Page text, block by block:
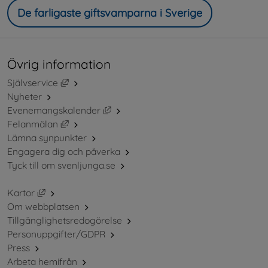
De farligaste giftsvamparna i Sverige
Övrig information
Självservice
Länk till annan webbplats, öppnas i nytt fönster.
Nyheter
Evenemangskalender
Länk till annan webbplats, öppnas i
Felanmälan
Länk till annan webbplats, öppnas i nytt fönster.
Lämna synpunkter
Engagera dig och påverka
Tyck till om svenljunga.se
Kartor
Länk till annan webbplats, öppnas i nytt fönster.
Om webbplatsen
Tillgänglighetsredogörelse
Personuppgifter/GDPR
Press
Arbeta hemifrån